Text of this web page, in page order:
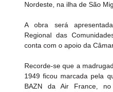
Nordeste, na ilha de São
A obra será
Regional das
conta com o apoio da
Recorde-se que a
1949 ficou marcada pela
BAZN da Air France, no